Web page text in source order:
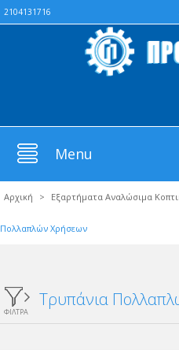
2104131716
Menu
Αρχική > Εξαρτήματα Αναλώσιμα
Πολλαπλών Χρήσεων
ΦΙΛΤΡΑ
Τρυπάνια